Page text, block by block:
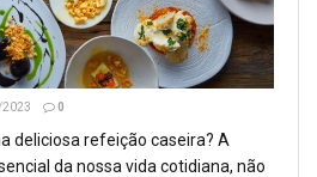
0
deliciosa refeição caseira? A
da nossa vida cotidiana, não